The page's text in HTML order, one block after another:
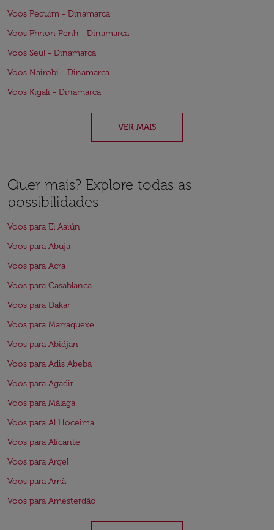
Voos Pequim - Dinamarca
Voos Phnon Penh - Dinamarca
Voos Seul - Dinamarca
Voos Nairobi - Dinamarca
Voos Kigali - Dinamarca
VER MAIS
Quer mais? Explore todas as
possibilidades
Voos para El Aaiún
Voos para Abuja
Voos para Acra
Voos para Casablanca
Voos para Dakar
Voos para Marraquexe
Voos para Abidjan
Voos para Adis Abeba
Voos para Agadir
Voos para Málaga
Voos para Al Hoceima
Voos para Alicante
Voos para Argel
Voos para Amã
Voos para Amesterdão